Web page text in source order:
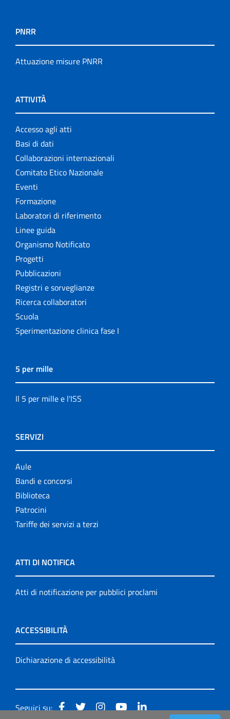
PNRR
Attuazione misure PNRR
ATTIVITÀ
Accesso agli atti
Basi di dati
Collaborazioni internazionali
Comitato Etico Nazionale
Eventi
Formazione
Laboratori di riferimento
Linee guida
Organismo Notificato
Progetti
Pubblicazioni
Registri e sorveglianze
Ricerca collaboratori
Scuola
Sperimentazione clinica fase I
5 per mille
Il 5 per mille e l'ISS
SERVIZI
Aule
Bandi e concorsi
Biblioteca
Patrocini
Tariffe dei servizi a terzi
ATTI DI NOTIFICA
Atti di notificazione per pubblici proclami
ACCESSIBILITÀ
Dichiarazione di accessibilità
Seguici su: